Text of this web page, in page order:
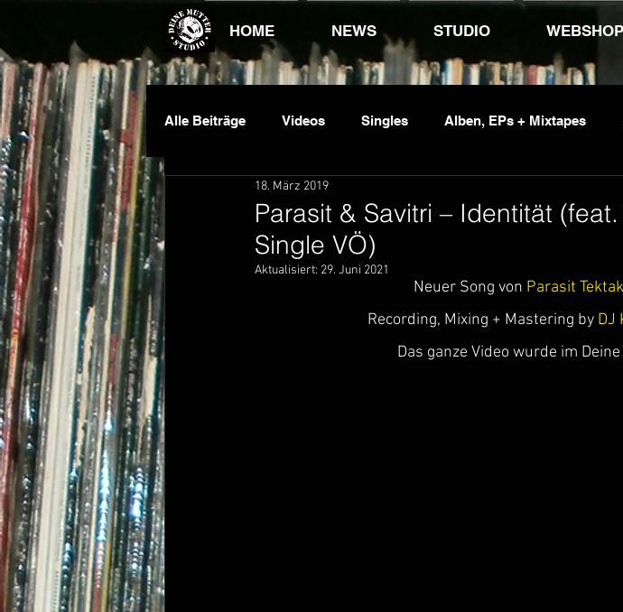
HOME NEWS STUDIO WEBSHOP
Alle Beiträge Videos Singles Alben, EPs + Mixtapes
Dauawizzy DJ King
Parasit & Savitri – Identität
Single VÖ)
18. März 2019
Aktualisiert: 29. Juni 2021
Neuer Song von Parasit
Recording, Mixing + Mastering by DJ
Das ganze Video wurde im